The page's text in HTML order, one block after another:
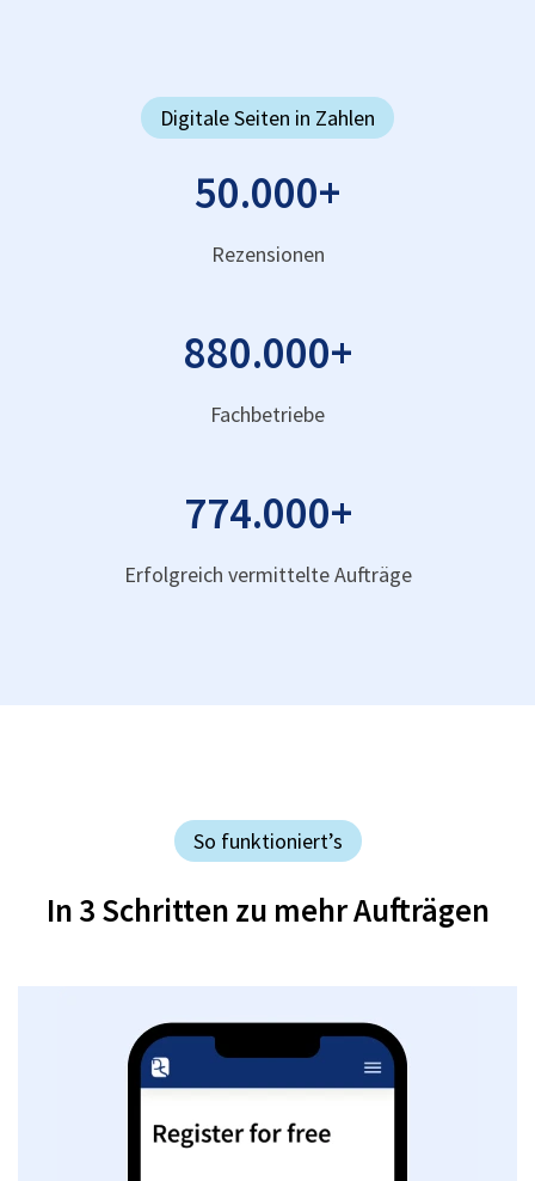
Digitale Seiten in Zahlen
50.000+
Rezensionen
880.000+
Fachbetriebe
774.000+
Erfolgreich vermittelte Aufträge
So funktioniert’s
In 3 Schritten zu mehr Aufträgen